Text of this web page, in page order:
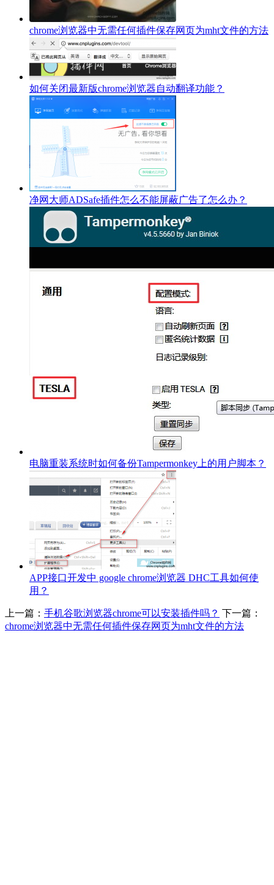
chrome浏览器中无需任何插件保存网页为mht文件的方法
如何关闭最新版chrome浏览器自动翻译功能？
净网大师ADSafe插件怎么不能屏蔽广告了怎么办？
电脑重装系统时如何备份Tampermonkey上的用户脚本？
APP接口开发中 google chrome浏览器 DHC工具如何使
用？
上一篇： 手机谷歌浏览器chrome可以安装插件吗？ 下一篇：
chrome浏览器中无需任何插件保存网页为mht文件的方法